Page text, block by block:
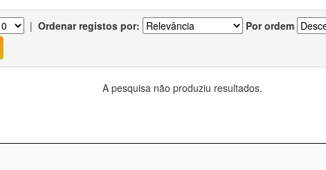
| Ordenar registos por: Por ordem
A pesquisa não produziu resultados.